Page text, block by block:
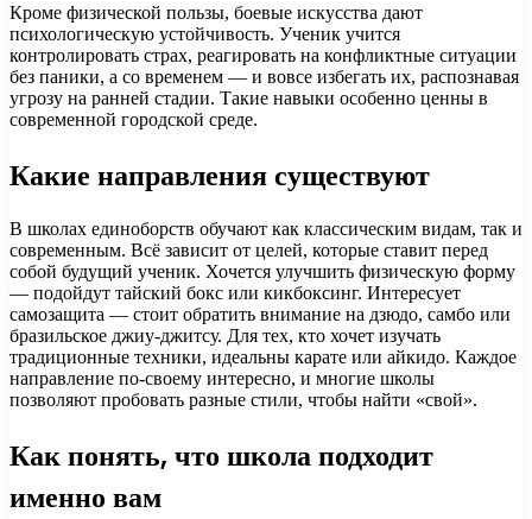
Кроме физической пользы, боевые искусства дают
психологическую устойчивость. Ученик учится
контролировать страх, реагировать на конфликтные ситуации
без паники, а со временем — и вовсе избегать их, распознавая
угрозу на ранней стадии. Такие навыки особенно ценны в
современной городской среде.
Какие направления существуют
В школах единоборств обучают как классическим видам, так и
современным. Всё зависит от целей, которые ставит перед
собой будущий ученик. Хочется улучшить физическую форму
— подойдут тайский бокс или кикбоксинг. Интересует
самозащита — стоит обратить внимание на дзюдо, самбо или
бразильское джиу-джитсу. Для тех, кто хочет изучать
традиционные техники, идеальны карате или айкидо. Каждое
направление по-своему интересно, и многие школы
позволяют пробовать разные стили, чтобы найти «свой».
Как понять, что школа подходит
именно вам